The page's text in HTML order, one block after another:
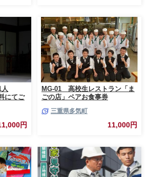
にてご
円
MG-01 高校生レストラン「ま
ごの店」ペアお食事券
三重県多気町
11,000円